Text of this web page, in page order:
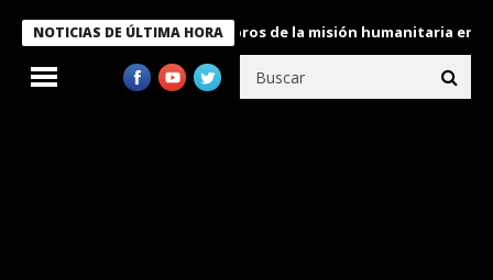
NOTICIAS DE ÚLTIMA HORA
Bukele condecora a miembros de la misión humanitaria enviada